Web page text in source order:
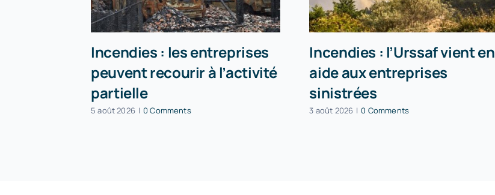
Incendies : les entreprises
peuvent recourir à l’activité
partielle
5 août 2026 | 0 Comments
Incendies : l’Urssaf vient en
aide aux entreprises
sinistrées
3 août 2026 | 0 Comments